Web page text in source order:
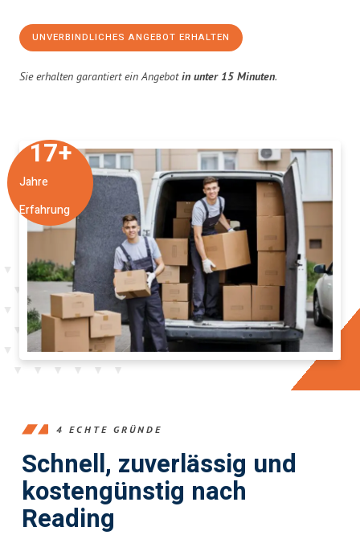
Jahre
Erfahrung
17+
UNVERBINDLICHES ANGEBOT ERHALTEN
Sie erhalten garantiert ein Angebotin unter 15 Minuten.
4 ECHTE GRÜNDE
Schnell, zuverlässig und
kostengünstig nach
Reading